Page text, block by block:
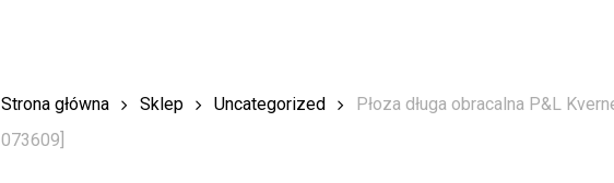
Strona główna Sklep Uncategorized
Płoza długa obracalna P&L
073609]